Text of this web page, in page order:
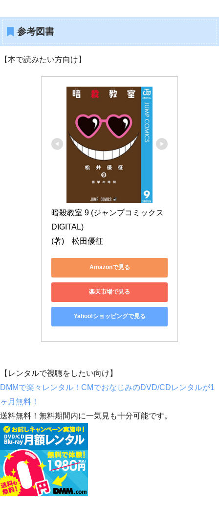
参考図書
【本で読みたい方向け】
暗殺教室 9 (ジャンプコミックス
DIGITAL)
(著)　松田優征
Amazonで見る
楽天市場で見る
Yahoo!ショッピングで見る
【レンタルで視聴をしたい向け】
DMMで楽々レンタル！CMでおなじみのDVD/CDレンタルが1
ヶ月無料！
送料無料！無料期間内に一気見も十分可能です。